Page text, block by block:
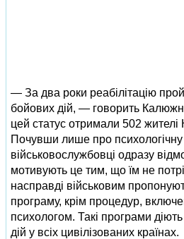
— За два роки реабілітацію
бойових дій, — говорить
цей статус отримали 502 жителі
Почувши лише про психологічну
військовослужбовці одразу
мотивують це тим, що їм не
насправді військовим
програму, крім процедур,
психологом. Такі програми
дій у всіх цивілізованих країнах.